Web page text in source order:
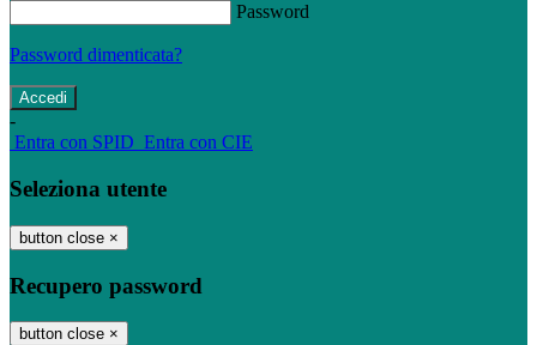
Password
Password dimenticata?
-
Entra con SPID Entra con CIE
Seleziona utente
button close ×
Recupero password
button close ×